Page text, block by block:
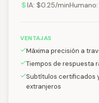
IA: $0.25/
VENTAJAS
Máxima precisión a
Tiempos de respuesta
Subtítulos certificados
extranjeros